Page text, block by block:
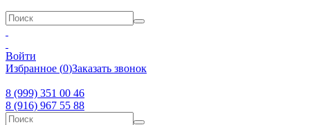
Войти
Избранное (0)Заказать звонок
8 (999) 351 00 46
8 (916) 967 55 88